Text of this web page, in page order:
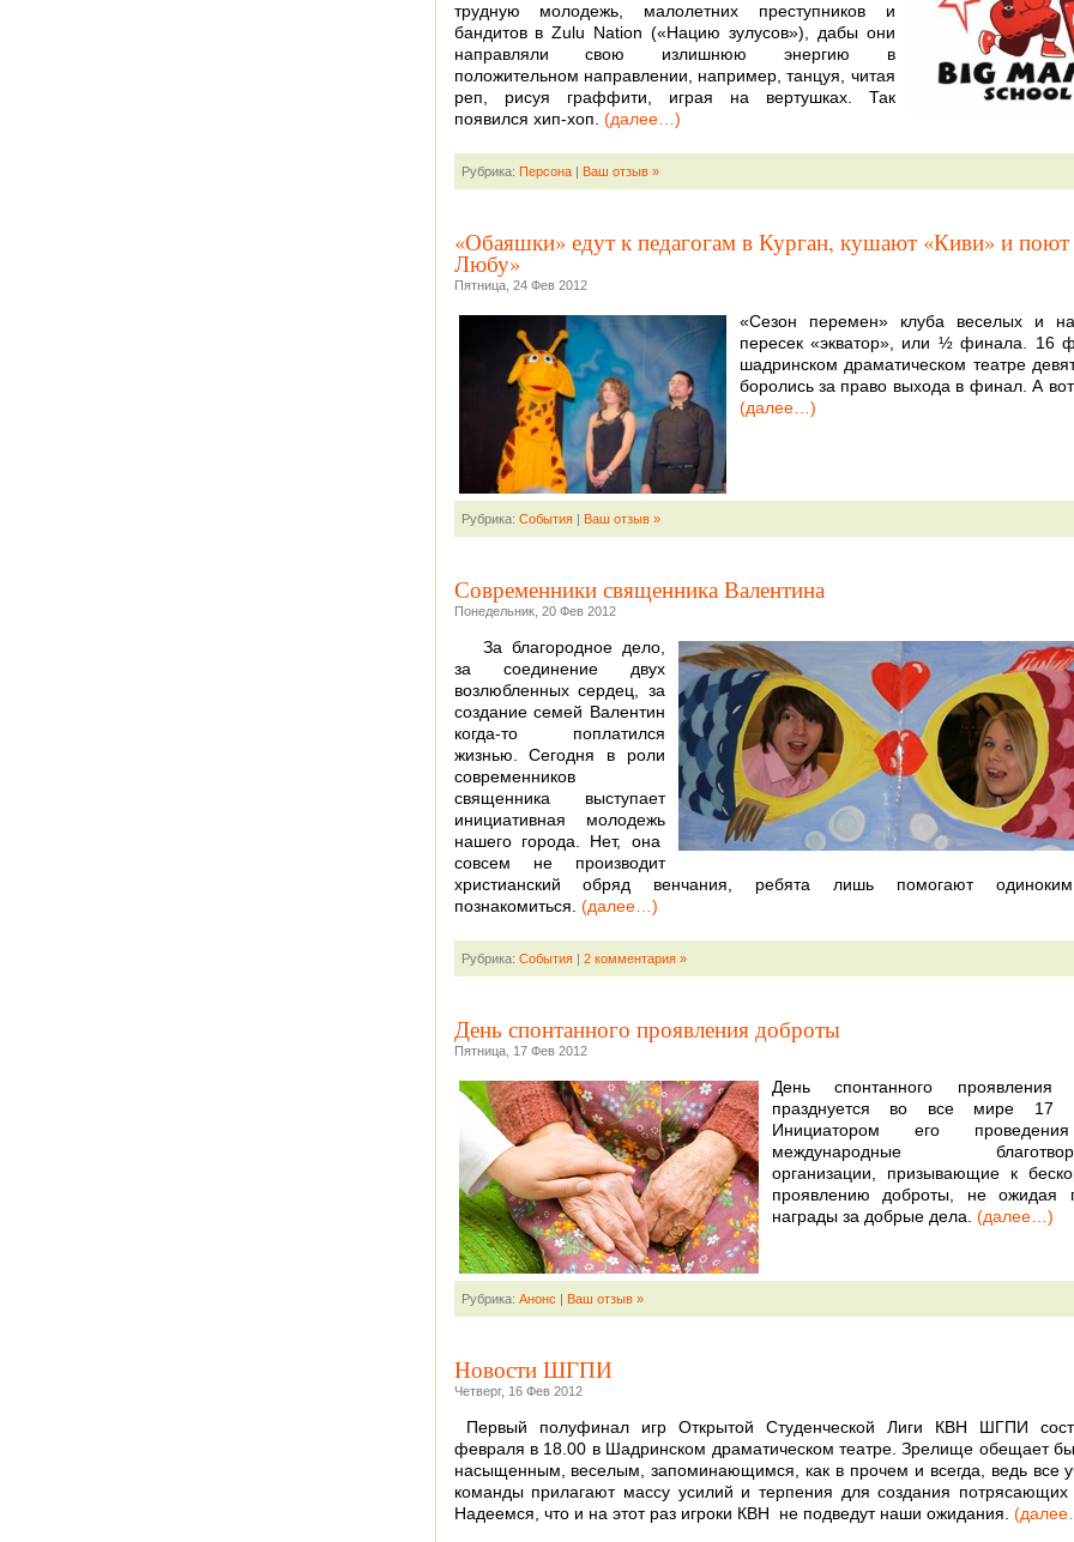
трудную молодежь, малолетних преступников и
бандитов в Zulu Nation («Нацию зулусов»), дабы они
направляли свою излишнюю энергию в
положительном направлении, например, танцуя, читая
реп, рисуя граффити, играя на вертушках. Так
появился хип-хоп. (далее…)
Рубрика: Персона| Ваш отзыв »
«Обаяшки» едут к педагогам в Курган, кушают «Киви» и
Любу»
Пятница, 24 Фев 2012
«Сезон перемен» клуба веселых и
пересек «экватор», или ½ финала. 16
шадринском драматическом театре
боролись за право выхода в финал. А
(далее…)
Рубрика: События| Ваш отзыв »
Современники священника Валентина
Понедельник, 20 Фев 2012
За благородное дело,
за соединение двух
возлюбленных сердец, за
создание семей Валентин
когда-то поплатился
жизнью. Сегодня в роли
современников
священника выступает
инициативная молодежь
нашего города. Нет, она
совсем не производит
христианский обряд венчания, ребята лишь помогают
познакомиться. (далее…)
Рубрика: События| 2 комментария »
День спонтанного проявления доброты
Пятница, 17 Фев 2012
День спонтанного проявления
празднуется во все мире 17
Инициатором его
международные
организации, призывающие к
проявлению доброты, не ожидая
награды за добрые дела. (далее…)
Рубрика: Анонс | Ваш отзыв »
Новости ШГПИ
Четверг, 16 Фев 2012
Первый полуфинал игр Открытой Студенческой Лиги КВН ШГПИ
февраля в 18.00 в Шадринском драматическом театре. Зрелище обещает
насыщенным, веселым, запоминающимся, как в прочем и всегда, ведь все
команды прилагают массу усилий и терпения для создания потрясающих
Надеемся, что и на этот раз игроки КВН
не подведут наши ожидания.